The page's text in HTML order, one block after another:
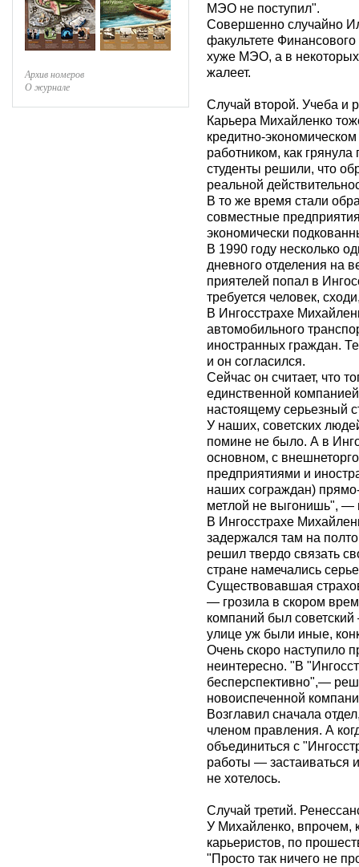
Архив номеров
О журнале
МЭО не поступил".
Совершенно случайно
факультете
хуже МЭО, а в
жалеет.
Случай второй. Учеба и
Карьера Михайленко
кредитно-
работником, как
студенты решили, что
реальной
В то же время стали
совместные
экономически
В 1990 году несколько
дневного отделения на
приятелей попал в
требуется человек,
В Ингосстрахе
автомобильного
иностранных граждан.
и он согласился.
Сейчас он считает, что
единственной
настоящему серьезный
У наших, советских
помине не было. А в
основном, с
предприятиями и
наших сограждан)
метлой не выгонишь", —
В Ингосстрахе
задержался там на
решил твердо связать
стране намечались
Существовавшая
— грозила в скором
компаний был
улице уж были иные,
Очень скоро наступило
неинтересно. "В
бесперспективно",—
новоиспеченной
Возглавил сначала
членом правления. А
объединиться с
работы — застаиваться
не хотелось.
Случай третий.
У Михайленко, впрочем,
карьеристов, по
"Просто так ничего не